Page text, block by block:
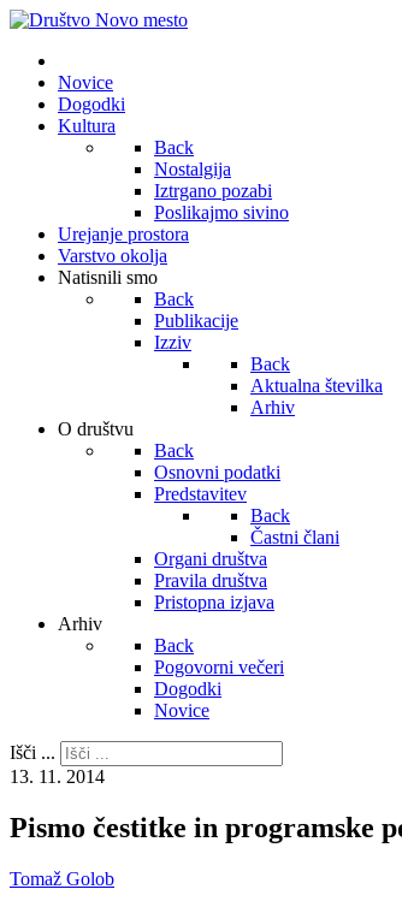
Novice
Dogodki
Kultura
Back
Nostalgija
Iztrgano pozabi
Poslikajmo sivino
Urejanje prostora
Varstvo okolja
Natisnili smo
Back
Publikacije
Izziv
Back
Aktualna številka
Arhiv
O društvu
Back
Osnovni podatki
Predstavitev
Back
Častni člani
Organi društva
Pravila društva
Pristopna izjava
Arhiv
Back
Pogovorni večeri
Dogodki
Novice
Išči ...
13. 11. 2014
Pismo čestitke in programske
Tomaž Golob